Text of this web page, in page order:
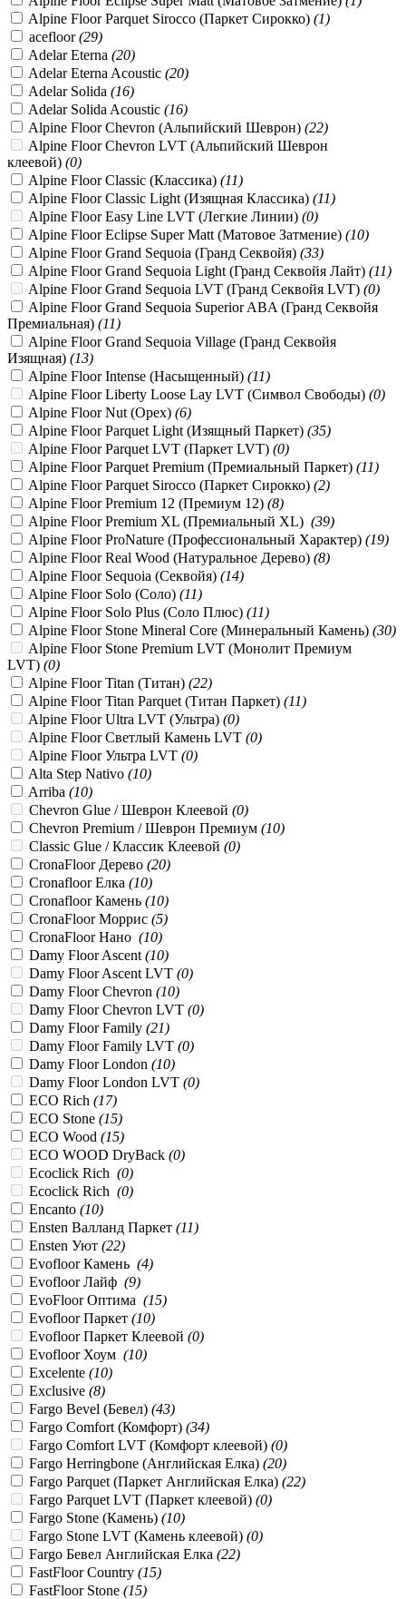
Alpine Floor Parquet Sirocco (Паркет Сирокко) (1)
acefloor(29)
Adelar Eterna (20)
Adelar Eterna Acoustic (20)
Adelar Solida (16)
Adelar Solida Acoustic (16)
Alpine Floor Chevron (Альпийский Шеврон) (22)
Alpine Floor Chevron LVT (Альпийский Шеврон
клеевой) (0)
Alpine Floor Classic (Классика) (11)
Alpine Floor Classic Light (Изящная Классика) (11)
Alpine Floor Easy Line LVT (Легкие Линии) (0)
Alpine Floor Eclipse Super Matt (Матовое Затмение) (10)
Alpine Floor Grand Sequoia (Гранд Секвойя) (33)
Alpine Floor Grand Sequoia Light (Гранд Секвойя Лайт) (11)
Alpine Floor Grand Sequoia LVT (Гранд Секвойя LVT) (0)
Alpine Floor Grand Sequoia Superior ABA (Гранд Секвойя
Премиальная) (11)
Alpine Floor Grand Sequoia Village (Гранд Секвойя
Изящная) (13)
Alpine Floor Intense (Насыщенный) (11)
Alpine Floor Liberty Loose Lay LVT (Символ Свободы) (0)
Alpine Floor Nut (Орех) (6)
Alpine Floor Parquet Light (Изящный Паркет) (35)
Alpine Floor Parquet LVT (Паркет LVT) (0)
Alpine Floor Parquet Premium (Премиальный Паркет) (11)
Alpine Floor Parquet Sirocco (Паркет Сирокко) (2)
Alpine Floor Premium 12 (Премиум 12) (8)
Alpine Floor Premium XL (Премиальный XL) (39)
Alpine Floor ProNature (Профессиональный Характер) (19)
Alpine Floor Real Wood (Натуральное Дерево) (8)
Alpine Floor Sequoia (Секвойя) (14)
Alpine Floor Solo (Соло) (11)
Alpine Floor Solo Plus (Соло Плюс) (11)
Alpine Floor Stone Mineral Core (Минеральный Камень) (30)
Alpine Floor Stone Premium LVT (Монолит Премиум
LVT) (0)
Alpine Floor Titan (Титан) (22)
Alpine Floor Titan Parquet (Титан Паркет) (11)
Alpine Floor Ultra LVT (Ультра) (0)
Alpine Floor Светлый Камень LVT (0)
Alpine Floor Ультра LVT (0)
Alta Step Nativo (10)
Arriba (10)
Chevron Glue / Шеврон Клеевой (0)
Chevron Premium / Шеврон Премиум (10)
Classic Glue / Классик Клеевой (0)
CronaFloor Дерево (20)
Cronafloor Елка (10)
Cronafloor Камень (10)
CronaFloor Моррис (5)
CronaFloor Нано (10)
Damy Floor Ascent (10)
Damy Floor Ascent LVT (0)
Damy Floor Chevron (10)
Damy Floor Chevron LVT (0)
Damy Floor Family (21)
Damy Floor Family LVT (0)
Damy Floor London (10)
Damy Floor London LVT (0)
ECO Rich (17)
ECO Stone (15)
ECO Wood (15)
ECO WOOD DryBack (0)
Ecoclick Rich (0)
Ecoclick Rich (0)
Encanto (10)
Ensten Валланд Паркет (11)
Ensten Уют (22)
Evofloor Камень (4)
Evofloor Лайф (9)
EvoFloor Оптима (15)
Evofloor Паркет (10)
Evofloor Паркет Клеевой (0)
Evofloor Хоум (10)
Excelente (10)
Exclusive (8)
Fargo Bevel (Бевел) (43)
Fargo Comfort (Комфорт) (34)
Fargo Comfort LVT (Комфорт клеевой) (0)
Fargo Herringbone (Английская Елка) (20)
Fargo Parquet (Паркет Английская Елка) (22)
Fargo Parquet LVT (Паркет клеевой) (0)
Fargo Stone (Камень) (10)
Fargo Stone LVT (Камень клеевой) (0)
Fargo Бевел Английская Елка (22)
FastFloor Country (15)
FastFloor Stone (15)